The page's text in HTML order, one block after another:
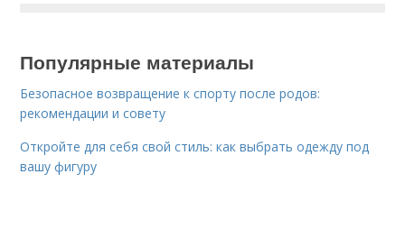
Популярные материалы
Безопасное возвращение к спорту после родов:
рекомендации и совету
Откройте для себя свой стиль: как выбрать одежду под
вашу фигуру